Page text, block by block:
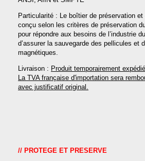
Particularité : Le boîtier de préservation et
conçu selon les critères de préservation
pour répondre aux besoins de l’industrie
d’assurer la sauvegarde des pellicules et
magnétiques.
Livraison : Produit temporairement
La TVA française d'importation sera
avec justificatif original.
// PROTEGE ET PRESERVE